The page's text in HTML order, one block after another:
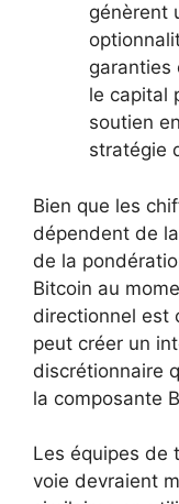
génèrent
garanties
le capital
soutien
stratégie
Bien que les
dépendent de
de la
Bitcoin au
directionnel est
peut créer un
discrétionnaire
la composante
Les équipes de
voie devraient